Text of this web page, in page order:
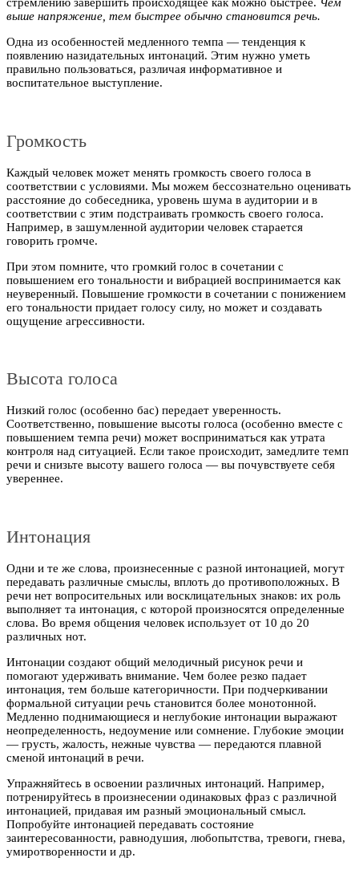
стремлению завершить происходящее как можно быстрее. Чем
выше напряжение, тем быстрее обычно становится речь.
Одна из особенностей медленного темпа — тенденция к
появлению назидательных интонаций. Этим нужно уметь
правильно пользоваться, различая информативное и
воспитательное выступление.
Громкость
Каждый человек может менять громкость своего голоса в
соответствии с условиями. Мы можем бессознательно оценивать
расстояние до собеседника, уровень шума в аудитории и в
соответствии с этим подстраивать громкость своего голоса.
Например, в зашумленной аудитории человек старается
говорить громче.
При этом помните, что громкий голос в сочетании с
повышением его тональности и вибрацией воспринимается как
неуверенный. Повышение громкости в сочетании с понижением
его тональности придает голосу силу, но может и создавать
ощущение агрессивности.
Высота голоса
Низкий голос (особенно бас) передает уверенность.
Соответственно, повышение высоты голоса (особенно вместе с
повышением темпа речи) может восприниматься как утрата
контроля над ситуацией. Если такое происходит, замедлите темп
речи и снизьте высоту вашего голоса — вы почувствуете себя
увереннее.
Интонация
Одни и те же слова, произнесенные с разной интонацией, могут
передавать различные смыслы, вплоть до противоположных. В
речи нет вопросительных или восклицательных знаков: их роль
выполняет та интонация, с которой произносятся определенные
слова. Во время общения человек использует от 10 до 20
различных нот.
Интонации создают общий мелодичный рисунок речи и
помогают удерживать внимание. Чем более резко падает
интонация, тем больше категоричности. При подчеркивании
формальной ситуации речь становится более монотонной.
Медленно поднимающиеся и неглубокие интонации выражают
неопределенность, недоумение или сомнение. Глубокие эмоции
— грусть, жалость, нежные чувства — передаются плавной
сменой интонаций в речи.
Упражняйтесь в освоении различных интонаций. Например,
потренируйтесь в произнесении одинаковых фраз с различной
интонацией, придавая им разный эмоциональный смысл.
Попробуйте интонацией передавать состояние
заинтересованности, равнодушия, любопытства, тревоги, гнева,
умиротворенности и др.